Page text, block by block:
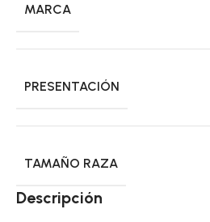
MARCA
PRESENTACIÓN
TAMAÑO RAZA
Descripción